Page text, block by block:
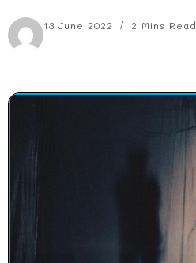
13 June 2022 2 Mins Read